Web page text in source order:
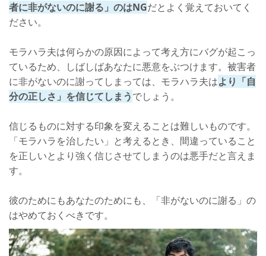
者に非がないのに謝る」のはNGだとよく覚えておいてく
ださい。
モラハラ夫は何らかの原因によって考え方にバグが起こっ
ているため、しばしばあなたに悪意をぶつけます。被害者
に非がないのに謝ってしまっては、モラハラ夫はより「自
分の正しさ」を信じてしまうでしょう。
信じるものに対する印象を変えることは難しいものです。
「モラハラを治したい」と考えるとき、間違っていること
を正しいとより強く信じさせてしまうのは悪手だと言えま
す。
彼のためにもあなたのためにも、「非がないのに謝る」の
はやめておくべきです。